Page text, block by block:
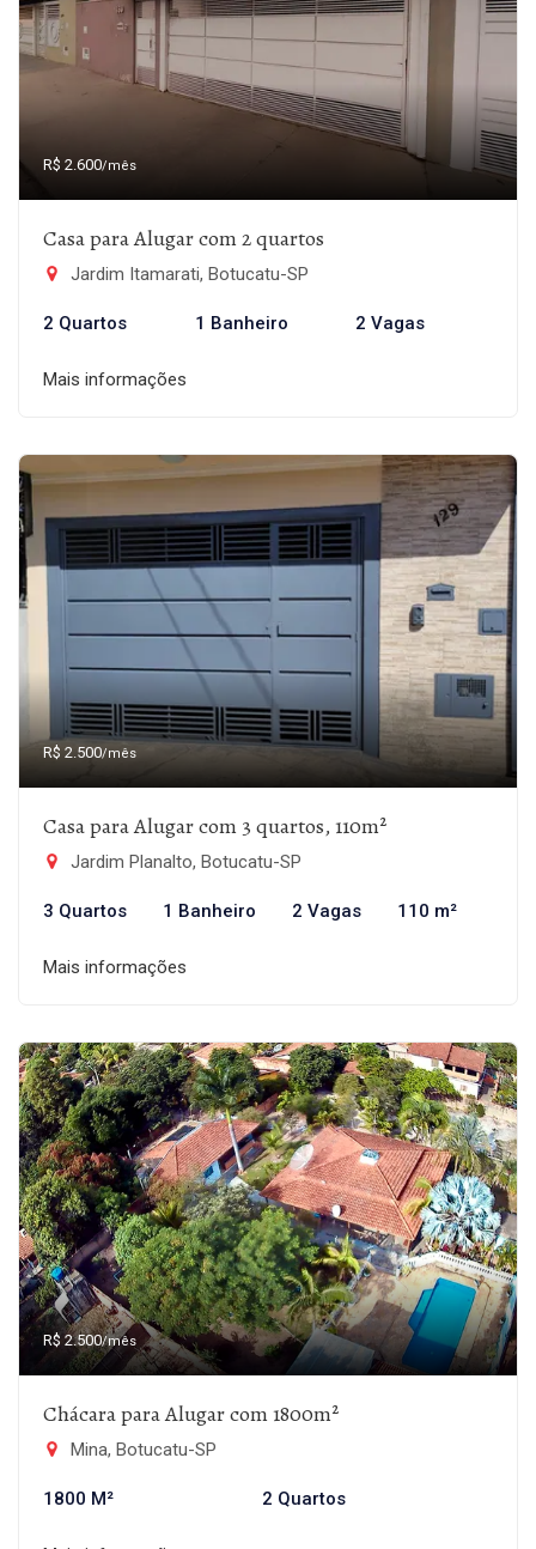
R$ 2.600/mês
Casa para Alugar com 2 quartos
Jardim Itamarati, Botucatu-SP
2 Quartos 1 Banheiro 2 Vagas
Mais informações
R$ 2.500/mês
Casa para Alugar com 3 quartos, 110m²
Jardim Planalto, Botucatu-SP
3 Quartos 1 Banheiro 2 Vagas 110 m²
Mais informações
R$ 2.500/mês
Chácara para Alugar com 1800m²
Mina, Botucatu-SP
1800 M² 2 Quartos